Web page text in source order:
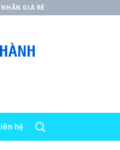
GIÁ RẺ
hệ